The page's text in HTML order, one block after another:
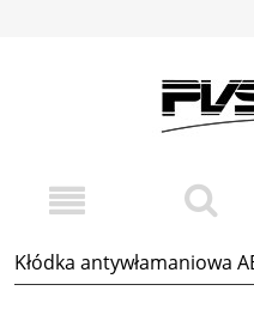
Kłódka antywłamaniowa